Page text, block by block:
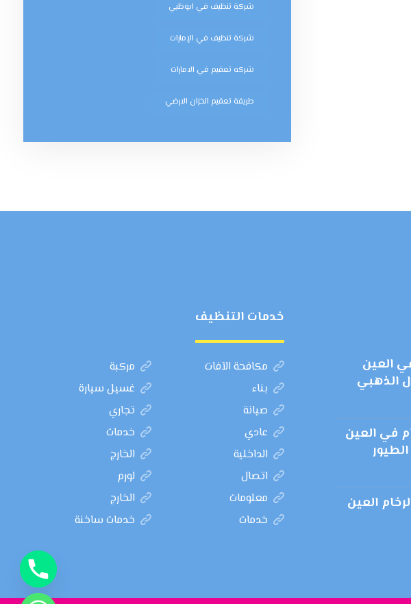
شركة تنظيف في ابوظبي
شركة تنظيف في الإمارات
شركه تعقيم في الامارات
طريقة تعقيم الخزان الارضي
العين
في العين
العين
خدمات التنظيف
مكافحة الآفات
مركبة
بناء
غسيل سيارة
صيانة
تجاري
عادي
خدمات
الداخلية
الخارج
اتصال
لورم
معلومات
الخارج
خدمات
خدمات ساخنة